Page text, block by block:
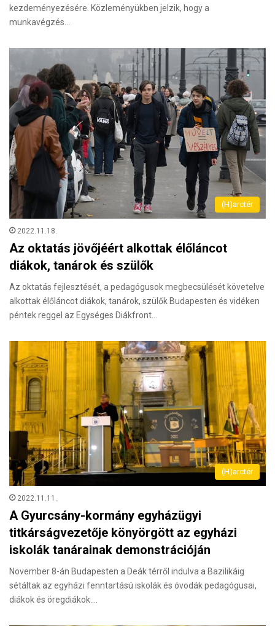
kezdeményezésére. Közleményükben jelzik, hogy a
munkavégzés…
(H)arctér
2022.11.18.
Az oktatás jövőjéért alkottak élőláncot
diákok, tanárok és szülők
Az oktatás fejlesztését, a pedagógusok megbecsülését követelve
alkottak élőláncot diákok, tanárok, szülők Budapesten és vidéken
péntek reggel az Egységes Diákfront…
(H)arctér
2022.11.11.
A Gyurcsány-kormány egyházügyi
titkárságvezetője könyörgött az egyházi
iskolák tanárainak demonstrációján
November 8-án Budapesten a Deák térről indulva a Bazilikáig
sétáltak az egyházi fenntartású iskolák és óvodák pedagógusai,
diákok és öregdiákok.…